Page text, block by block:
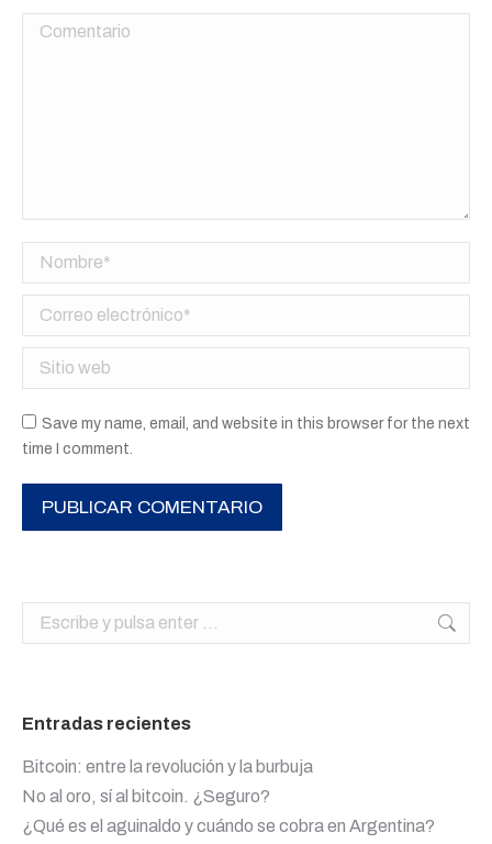
Comentario
Nombre *
Correo electrónico *
Sitio web
Save my name, email, and website in this browser for the next
time I comment.
PUBLICAR COMENTARIO
Buscar:
Entradas recientes
Bitcoin: entre la revolución y la burbuja
No al oro, sí al bitcoin. ¿Seguro?
¿Qué es el aguinaldo y cuándo se cobra en Argentina?